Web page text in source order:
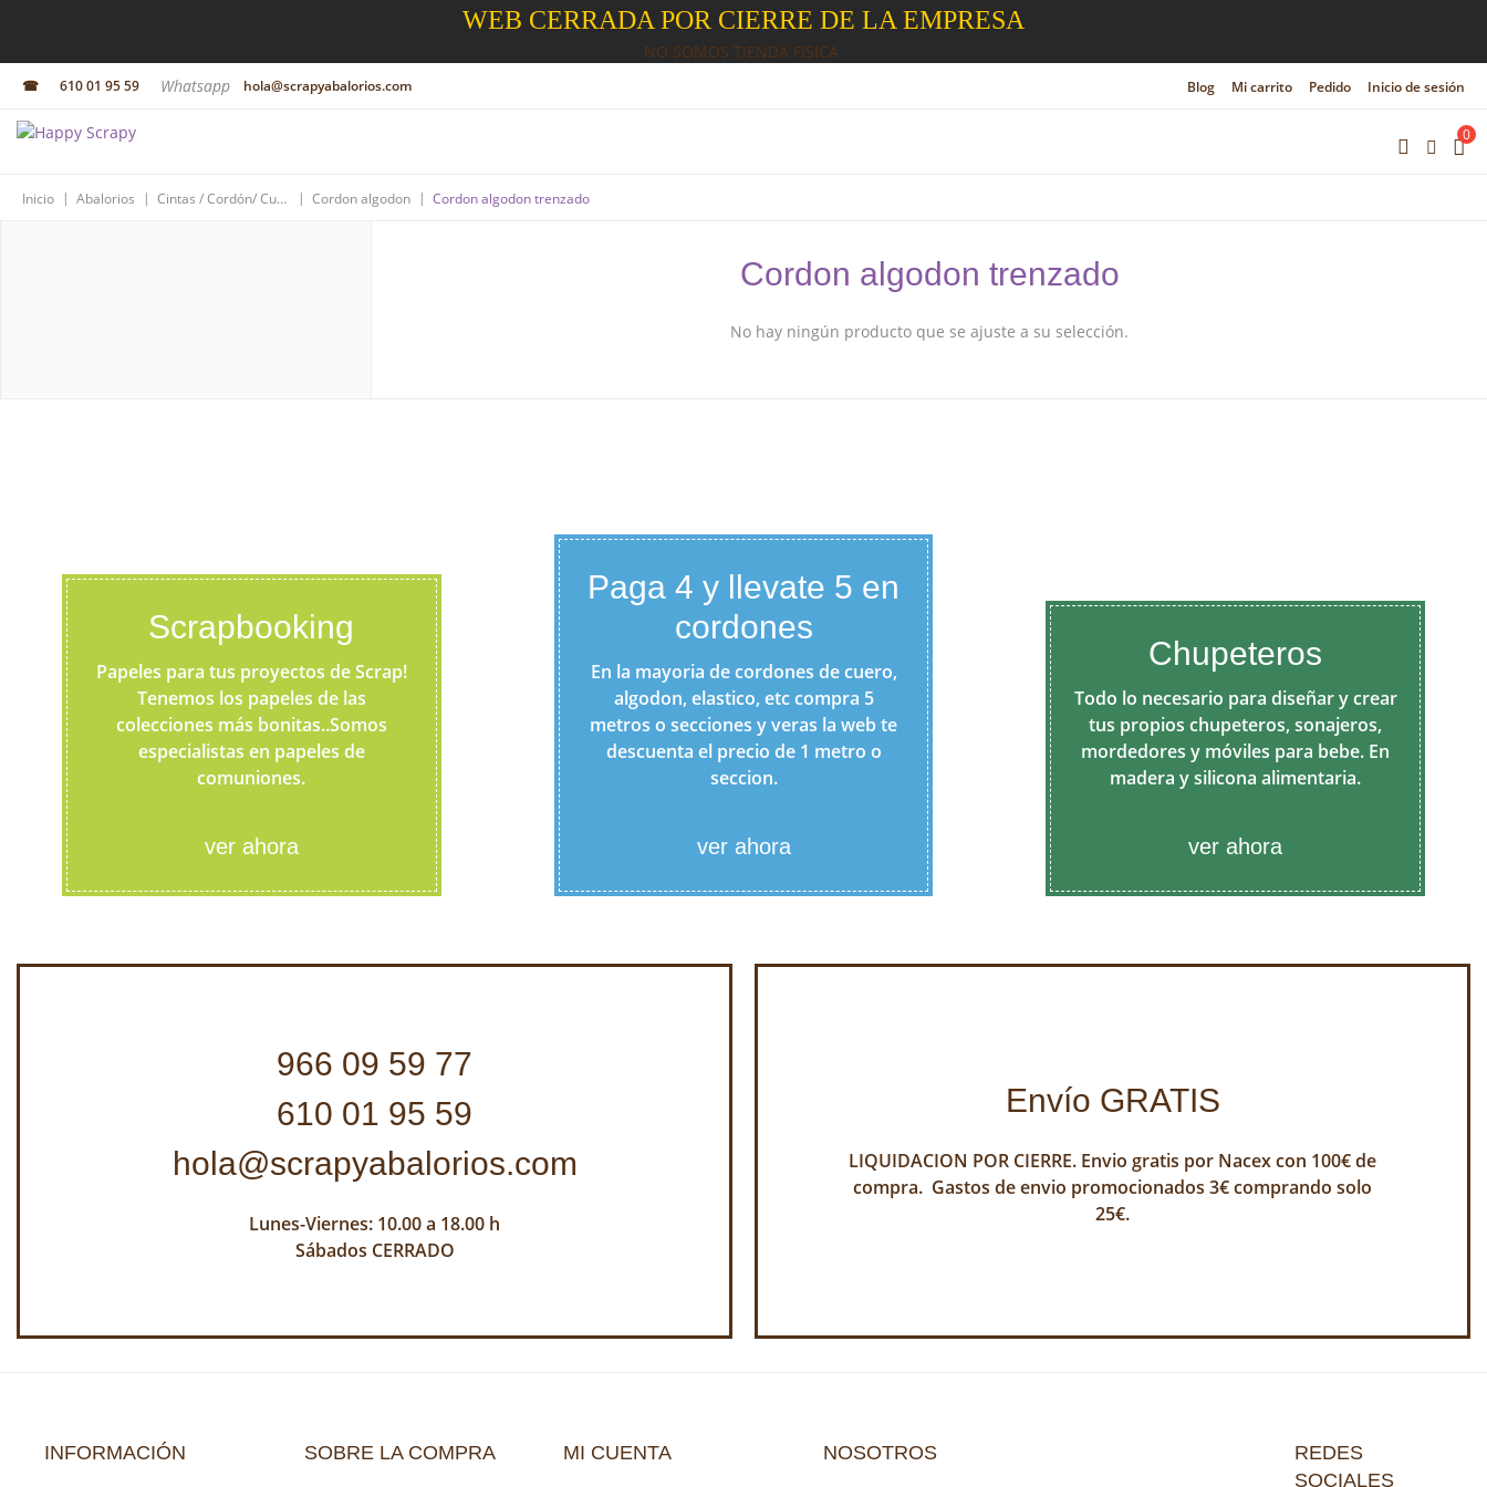
WEB CERRADA POR CIERRE DE LA EMPRESA
NO SOMOS TIENDA FISICA
☎ 610 01 95 59 Whatsapp hola@scrapyabalorios.com Blog Mi carrito Pedido Inicio de sesión
0
Inicio | Abalorios | Cintas / Cordón/ Cuero | Cordon algodon | Cordon algodon trenzado
Cordon algodon trenzado
No hay ningún producto que se ajuste a su selección.
Scrapbooking
Papeles para tus proyectos de Scrap!
Tenemos los papeles de las
colecciones más bonitas..Somos
especialistas en papeles de
comuniones.
ver ahora
Paga 4 y llevate 5 en
cordones
En la mayoria de cordones de cuero,
algodon, elastico, etc compra 5
metros o secciones y veras la web te
descuenta el precio de 1 metro o
seccion.
ver ahora
Chupeteros
Todo lo necesario para diseñar y crear
tus propios chupeteros, sonajeros,
mordedores y móviles para bebe. En
madera y silicona alimentaria.
ver ahora
966 09 59 77
610 01 95 59
hola@scrapyabalorios.com
Lunes-Viernes: 10.00 a 18.00 h
Sábados CERRADO
Envío GRATIS
LIQUIDACION POR CIERRE. Envio gratis por Nacex con 100€ de
compra. Gastos de envio promocionados 3€ comprando solo
25€.
REDES
SOCIALES
INFORMACIÓN SOBRE LA COMPRA MI CUENTA NOSOTROS